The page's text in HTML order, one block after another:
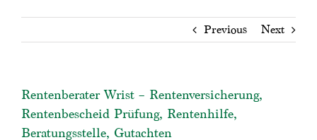
Previous Next
Rentenberater Wrist – Rentenversicherung,
Rentenbescheid Prüfung, Rentenhilfe,
Beratungsstelle, Gutachten